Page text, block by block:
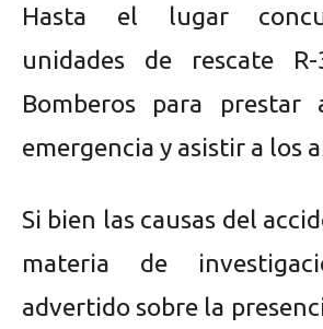
Hasta el lugar
unidades de rescate
Bomberos para prestar
emergencia y asistir a los
Si bien las causas del
materia de
advertido sobre la